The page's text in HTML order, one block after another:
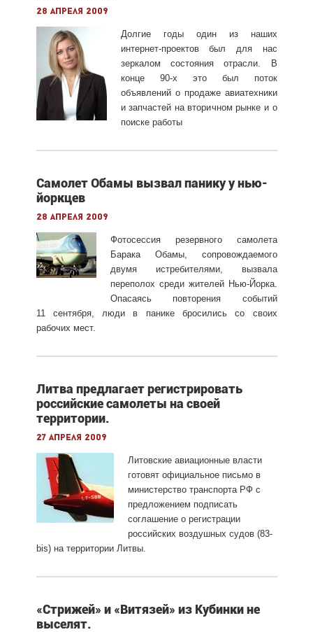
28 апреля 2009
Долгие годы один из наших
интернет-проектов был для нас
зеркалом состояния отрасли. В
конце 90-х это был поток
объявлений о продаже авиатехники
и запчастей на вторичном рынке и о
поиске работы
Самолет Обамы вызвал панику у нью-
йоркцев
28 апреля 2009
Фотосессия резервного самолета
Барака Обамы, сопровождаемого
двумя истребителями, вызвала
переполох среди жителей Нью-Йорка.
Опасаясь повторения событий
11 сентября, люди в панике бросились со своих
рабочих мест.
Литва предлагает регистрировать
российские самолеты на своей
территории.
27 апреля 2009
Литовские авиационные власти
готовят официальное письмо в
министерство транспорта РФ с
предложением подписать
соглашение о регистрации
российских воздушных судов (83-
bis) на территории Литвы.
«Стрижей» и «Витязей» из Кубинки не
выселят.